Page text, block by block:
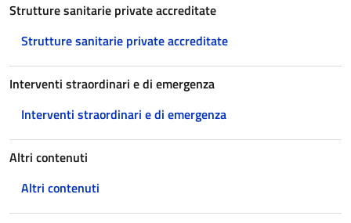
Strutture sanitarie private accreditate
Strutture sanitarie private accreditate
Interventi straordinari e di emergenza
Interventi straordinari e di emergenza
Altri contenuti
Altri contenuti